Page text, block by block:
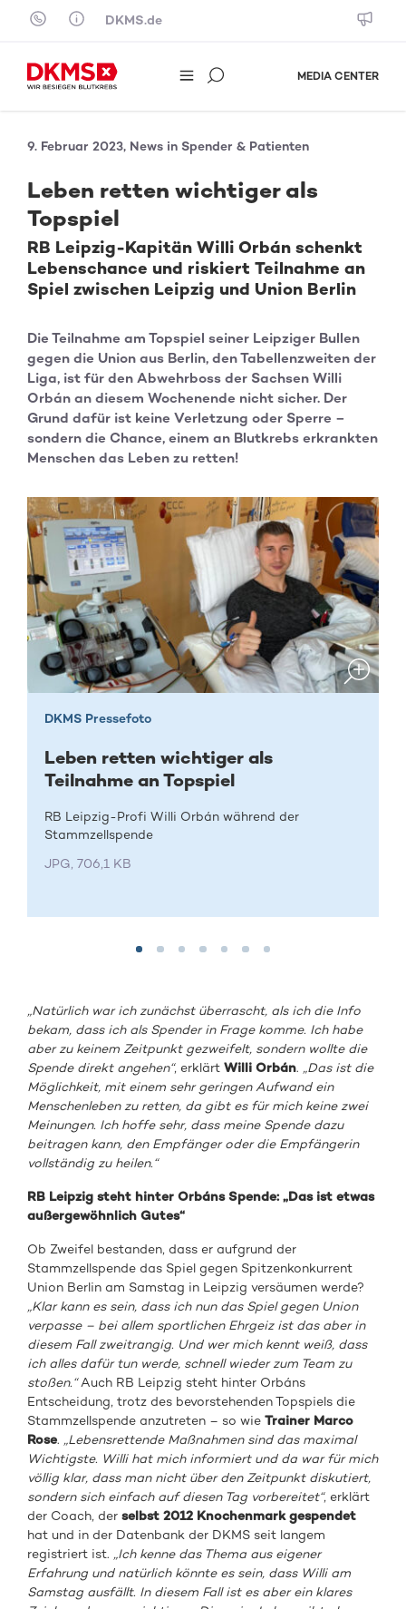
Skip to content
DKMS.de
MEDIA CENTER
9. Februar 2023, News in Spender & Patienten
Leben retten wichtiger als
Topspiel
RB Leipzig-Kapitän Willi Orbán schenkt
Lebenschance und riskiert Teilnahme an
Spiel zwischen Leipzig und Union Berlin
Die Teilnahme am Topspiel seiner Leipziger Bullen
gegen die Union aus Berlin, den Tabellenzweiten der
Liga, ist für den Abwehrboss der Sachsen Willi
Orbán an diesem Wochenende nicht sicher. Der
Grund dafür ist keine Verletzung oder Sperre –
sondern die Chance, einem an Blutkrebs erkrankten
Menschen das Leben zu retten!
DKMS Pressefoto
Leben retten wichtiger als
Teilnahme an Topspiel
RB Leipzig-Profi Willi Orbán während der
Stammzellspende
JPG, 706,1 KB
„Natürlich war ich zunächst überrascht, als ich die Info
bekam, dass ich als Spender in Frage komme. Ich habe
aber zu keinem Zeitpunkt gezweifelt, sondern wollte die
Spende direkt angehen“, erklärtWilli Orbán. „Das ist die
Möglichkeit, mit einem sehr geringen Aufwand ein
Menschenleben zu retten, da gibt es für mich keine zwei
Meinungen. Ich hoffe sehr, dass meine Spende dazu
beitragen kann, den Empfänger oder die Empfängerin
vollständig zu heilen.“
RB Leipzig steht hinter Orbáns Spende: „Das ist etwas
außergewöhnlich Gutes“
Ob Zweifel bestanden, dass er aufgrund der
Stammzellspende das Spiel gegen Spitzenkonkurrent
Union Berlin am Samstag in Leipzig versäumen werde?
„Klar kann es sein, dass ich nun das Spiel gegen Union
verpasse – bei allem sportlichen Ehrgeiz ist das aber in
diesem Fall zweitrangig. Und wer mich kennt weiß, dass
ich alles dafür tun werde, schnell wieder zum Team zu
stoßen.“Auch RB Leipzig steht hinter Orbáns
Entscheidung, trotz des bevorstehenden Topspiels die
Stammzellspende anzutreten – so wieTrainer Marco
Rose. „Lebensrettende Maßnahmen sind das maximal
Wichtigste. Willi hat mich informiert und da war für mich
völlig klar, dass man nicht über den Zeitpunkt diskutiert,
sondern sich einfach auf diesen Tag vorbereitet“, erklärt
der Coach, der selbst 2012 Knochenmark gespendet
hat und in der Datenbank der DKMS seit langem
registriert ist. „Ich kenne das Thema aus eigener
Erfahrung und natürlich könnte es sein, dass Willi am
Samstag ausfällt. In diesem Fall ist es aber ein klares